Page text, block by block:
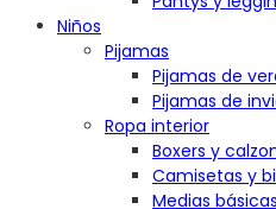
Niños
Pijamas
Pijamas de
Pijamas de
Ropa interior
Boxers y
Camisetas y
Medias